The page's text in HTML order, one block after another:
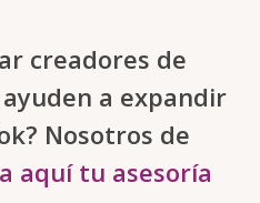
creadores de
a expandir
Nosotros de
aquí tu asesoría